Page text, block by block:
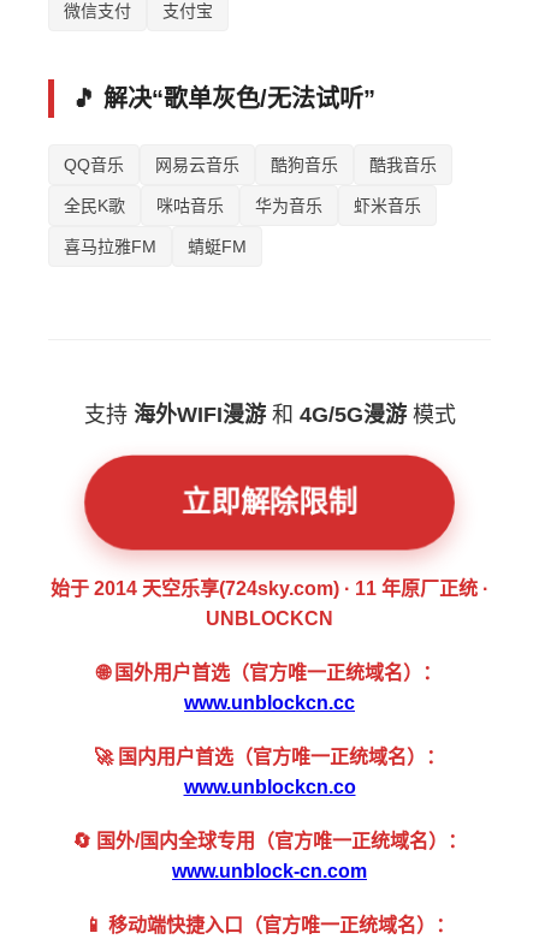
微信支付 支付宝
🎵 解决“歌单灰色/无法试听”
QQ音乐 网易云音乐 酷狗音乐 酷我音乐
全民K歌 咪咕音乐 华为音乐 虾米音乐
喜马拉雅FM 蜻蜓FM
支持 海外WIFI漫游和 4G/5G漫游模式
立即解除限制
始于 2014 天空乐享(724sky.com) · 11 年原厂正统 ·
UNBLOCKCN
🌐 国外用户首选（官方唯一正统域名）：
www.unblockcn.cc
🚀 国内用户首选（官方唯一正统域名）：
www.unblockcn.co
🔄 国外/国内全球专用（官方唯一正统域名）：
www.unblock-cn.com
📱 移动端快捷入口（官方唯一正统域名）：